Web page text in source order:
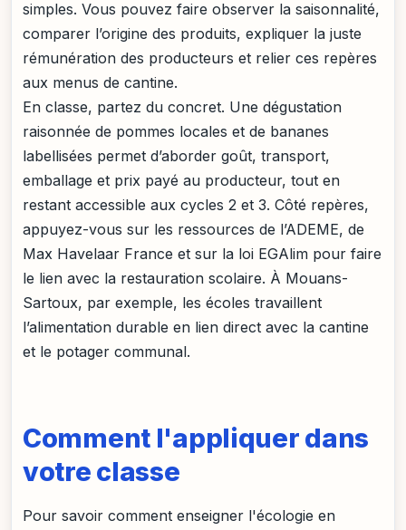
simples. Vous pouvez faire observer la saisonnalité,
comparer l’origine des produits, expliquer la juste
rémunération des producteurs et relier ces repères
aux menus de cantine.
En classe, partez du concret. Une dégustation
raisonnée de pommes locales et de bananes
labellisées permet d’aborder goût, transport,
emballage et prix payé au producteur, tout en
restant accessible aux cycles 2 et 3. Côté repères,
appuyez-vous sur les ressources de l’ADEME, de
Max Havelaar France et sur la loi EGAlim pour faire
le lien avec la restauration scolaire. À Mouans-
Sartoux, par exemple, les écoles travaillent
l’alimentation durable en lien direct avec la cantine
et le potager communal.
Comment l'appliquer dans
votre classe
Pour savoir comment enseigner l'écologie en